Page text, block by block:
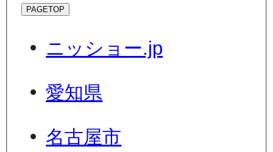
PAGETOP
ニッショー.jp
愛知県
名古屋市